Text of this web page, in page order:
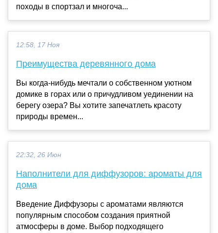
походы в спортзал и многоча...
12:58, 17 Ноя
Преимущества деревянного дома
Вы когда-нибудь мечтали о собственном уютном
домике в горах или о причудливом уединении на
берегу озера? Вы хотите запечатлеть красоту
природы времен...
22:32, 26 Июн
Наполнители для диффузоров: ароматы для
дома
Введение Диффузоры с ароматами являются
популярным способом создания приятной
атмосферы в доме. Выбор подходящего